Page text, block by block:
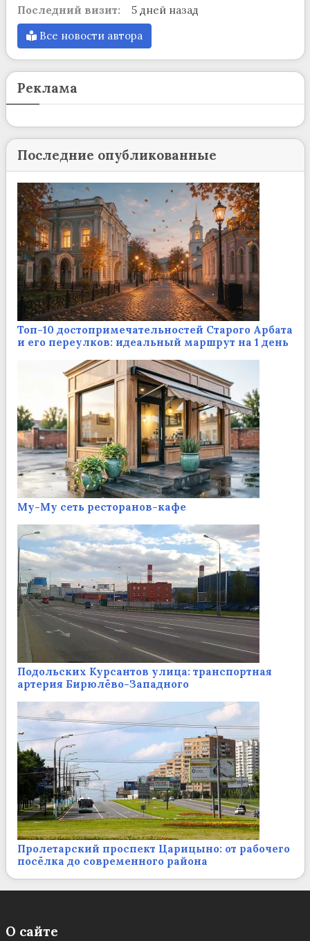
Последний визит:
5 дней назад
Все новости автора
Реклама
Последние опубликованные
Топ-10 достопримечательностей Старого Арбата
и его переулков: идеальный маршрут на 1 день
Му-Му сеть ресторанов-кафе
Подольских Курсантов улица: транспортная
артерия Бирюлёво-Западного
Пролетарский проспект Царицыно: от рабочего
посёлка до современного района
О сайте